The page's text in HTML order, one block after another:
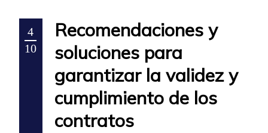
4
10
Recomendaciones y
soluciones para
garantizar la validez y
cumplimiento de los
contratos